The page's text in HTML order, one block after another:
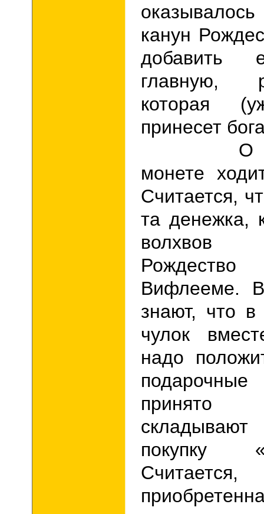
канун
главную,
которая
принесет
О
монете
Считается,
та денежка,
волхвов
Вифлееме.
знают, что в
чулок
надо
принято
покупку